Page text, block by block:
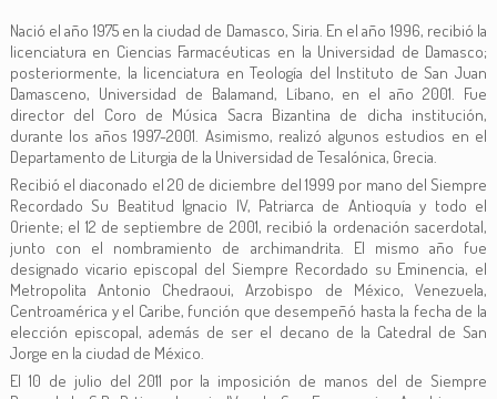
Nació el año 1975 en la ciudad de Damasco, Siria. En el año 1996, recibió la
licenciatura en Ciencias Farmacéuticas en la Universidad de Damasco;
posteriormente, la licenciatura en Teología del Instituto de San Juan
Damasceno, Universidad de Balamand, Líbano, en el año 2001. Fue
director del Coro de Música Sacra Bizantina de dicha institución,
durante los años 1997-2001. Asimismo, realizó algunos estudios en el
Departamento de Liturgia de la Universidad de Tesalónica, Grecia.
Recibió el diaconado el 20 de diciembre del 1999 por mano del Siempre
Recordado Su Beatitud Ignacio IV, Patriarca de Antioquía y todo el
Oriente; el 12 de septiembre de 2001, recibió la ordenación sacerdotal,
junto con el nombramiento de archimandrita. El mismo año fue
designado vicario episcopal del Siempre Recordado su Eminencia, el
Metropolita Antonio Chedraoui, Arzobispo de México, Venezuela,
Centroamérica y el Caribe, función que desempeñó hasta la fecha de la
elección episcopal, además de ser el decano de la Catedral de San
Jorge en la ciudad de México.
El 10 de julio del 2011 por la imposición de manos del de Siempre